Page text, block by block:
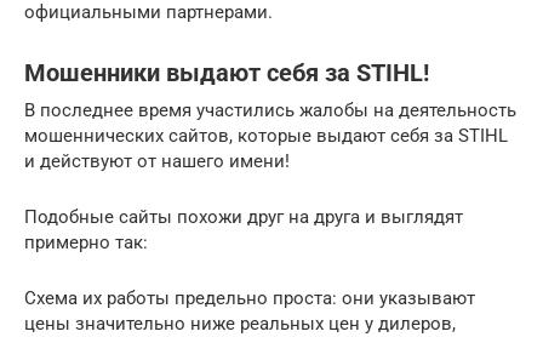
официальными партнерами.
Мошенники выдают себя за STIHL!
В последнее время участились жалобы на деятельность
мошеннических сайтов, которые выдают себя за STIHL
и действуют от нашего имени!
Подобные сайты похожи друг на друга и выглядят
примерно так:
Схема их работы предельно проста: они указывают
цены значительно ниже реальных цен у дилеров,